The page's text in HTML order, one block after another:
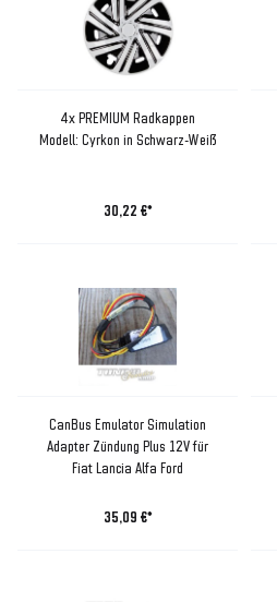
4x PREMIUM Radkappen
Modell: Cyrkon in Schwarz-Weiß
30,22 €*
CanBus Emulator Simulation
Adapter Zündung Plus 12V für
Fiat Lancia Alfa Ford
35,09 €*